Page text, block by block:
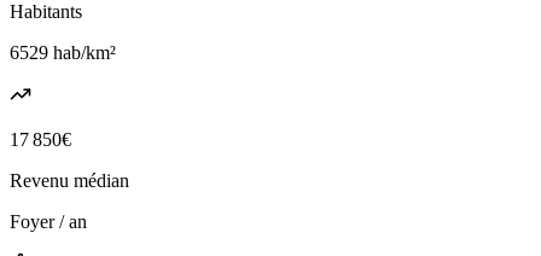
Habitants
6529 hab/km²
17 850€
Revenu médian
Foyer / an